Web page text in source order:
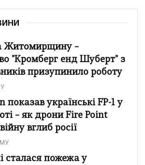
Житомирщину –
"Кромберг енд Шуберт" з
призупинило роботу
показав українські FP-1 у
– як дрони Fire Point
вглиб росії
сталася пожежа у